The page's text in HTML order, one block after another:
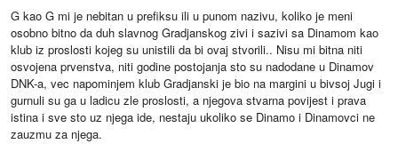
G kao G mi je nebitan u prefiksu ili u punom nazivu, koliko je meni
osobno bitno da duh slavnog Gradjanskog zivi i sazivi sa Dinamom kao
klub iz proslosti kojeg su unistili da bi ovaj stvorili.. Nisu mi bitna niti
osvojena prvenstva, niti godine postojanja sto su nadodane u Dinamov
DNK-a, vec napominjem klub Gradjanski je bio na margini u bivsoj Jugi i
gurnuli su ga u ladicu zle proslosti, a njegova stvarna povijest i prava
istina i sve sto uz njega ide, nestaju ukoliko se Dinamo i Dinamovci ne
zauzmu za njega.